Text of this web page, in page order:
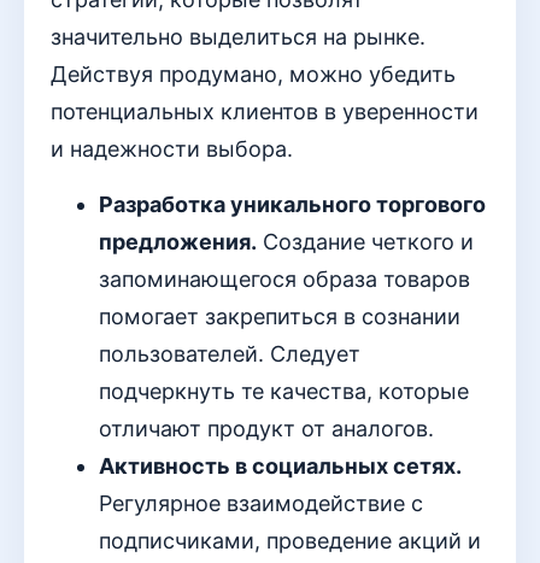
значительно выделиться на рынке.
Действуя продумано, можно убедить
потенциальных клиентов в уверенности
и надежности выбора.
Разработка уникального торгового
предложения. Создание четкого и
запоминающегося образа товаров
помогает закрепиться в сознании
пользователей. Следует
подчеркнуть те качества, которые
отличают продукт от аналогов.
Активность в социальных сетях.
Регулярное взаимодействие с
подписчиками, проведение акций и